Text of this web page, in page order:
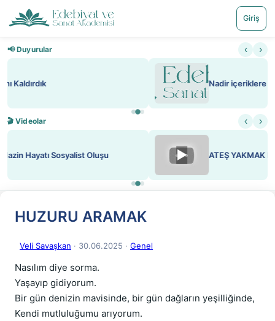
Giriş
📢 Duyurular ‹ ›
Nadir içeriklere kısıtlama ve kredi sistemi getirildi
🎬 Videolar ‹ ›
▶ ATEŞ YAKMAK KONU ÖZET J. LONDON
HUZURU ARAMAK
Veli Savaşkan · 30.06.2025 · Genel
Nasılım diye sorma.
Yaşayıp gidiyorum.
Bir gün denizin mavisinde, bir gün dağların yeşilliğinde,
Kendi mutluluğumu arıyorum.